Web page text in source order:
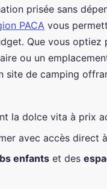
prisée sans
PACA vous
Que vous optiez
ou un
site de camping
la dolce vita à prix
avec accès direct
enfants et des